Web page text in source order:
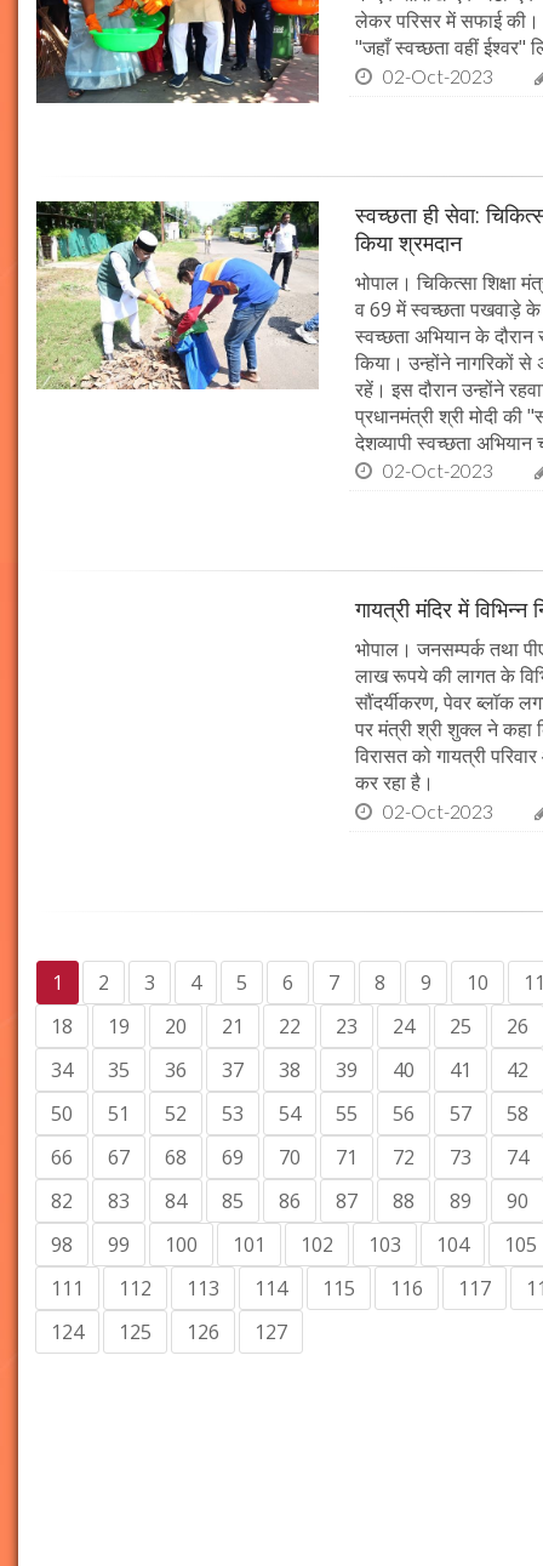
लेकर परिसर में सफाई की।
"जहाँ स्वच्छता वहीं ईश्वर"
02-Oct-2023
स्वच्छता ही सेवा:
किया श्रमदान
भोपाल। चिकित्सा शिक्षा
व 69 में स्वच्छता पखवाड़े के
स्वच्छता अभियान के
किया। उन्होंने नागरिकों
रहें। इस दौरान उन्होंने
प्रधानमंत्री श्री मोदी
देशव्यापी स्वच्छता अभियान
02-Oct-2023
गायत्री मंदिर में विभिन्न
भोपाल। जनसम्पर्क तथा
लाख रूपये की लागत के
सौंदर्यीकरण, पेवर ब्लॉक
पर मंत्री श्री शुक्ल ने कहा
विरासत को गायत्री
कर रहा है।
02-Oct-2023
1 2 3 4 5 6 7 8 9 10
18
19 20 21 22 23 24 25
26
34
35 36 37 38 39 40 41
42
50
51 52 53 54 55 56 57
58
66
67 68 69 70 71 72 73
74
82
83 84 85 86 87 88 89
90
98
99 100 101 102 103 104
105
111
112 113 114 115 116 117
124
125 126 127